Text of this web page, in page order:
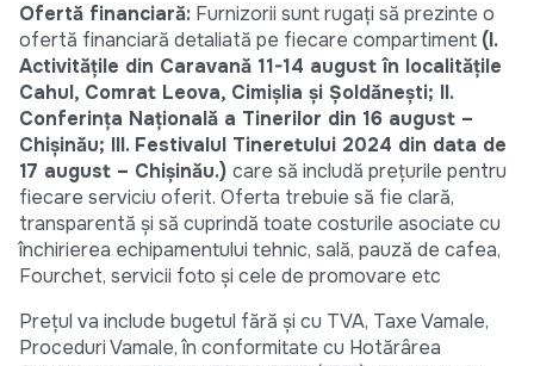
Ofertă financiară: Furnizorii sunt rugați să prezinte o
ofertă financiară detaliată pe fiecare compartiment (I.
Activitățile din Caravană 11-14 august în localitățile
Cahul, Comrat Leova, Cimișlia și Șoldănești; II.
Conferința Națională a Tinerilor din 16 august –
Chișinău; III. Festivalul Tineretului 2024 din data de
17 august – Chișinău.) care să includă prețurile pentru
fiecare serviciu oferit. Oferta trebuie să fie clară,
transparentă și să cuprindă toate costurile asociate cu
închirierea echipamentului tehnic, sală, pauză de cafea,
Fourchet, servicii foto și cele de promovare etc
Prețul va include bugetul fără și cu TVA, Taxe Vamale,
Proceduri Vamale, în conformitate cu Hotărârea